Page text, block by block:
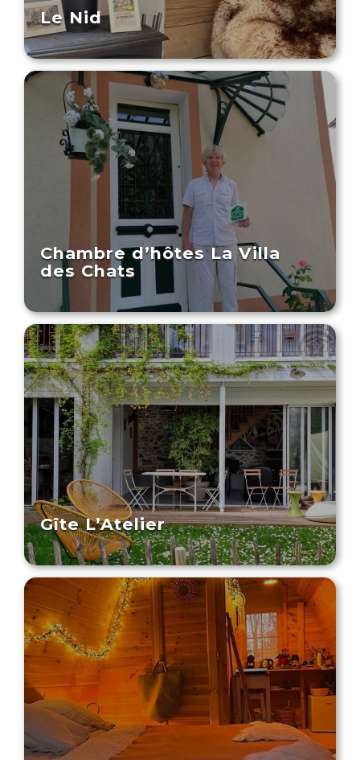
Le Nid
Chambre d’hôtes La Villa
des Chats
Gîte L’Atelier